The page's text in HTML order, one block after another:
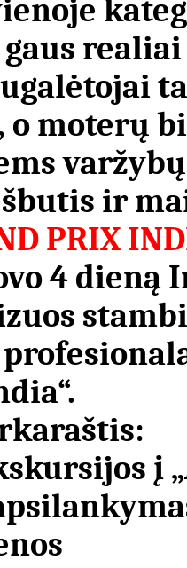
o moterų
ir
PRIX
4 dieną
į